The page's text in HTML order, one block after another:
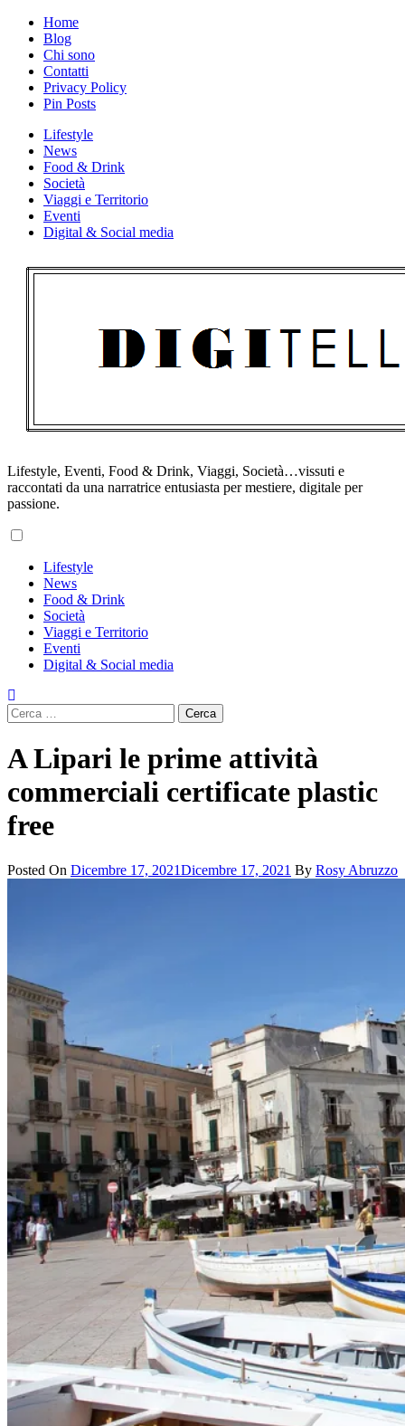
Skip
content
Home
Blog
Chi sono
Contatti
Privacy Policy
Pin Posts
Lifestyle
News
Food & Drink
Società
Viaggi e Territorio
Eventi
Digital & Social media
Lifestyle, Eventi, Food & Drink, Viaggi, Società…vissuti e
raccontati da una narratrice entusiasta per mestiere, digitale per
passione.
Menu
Lifestyle
News
Food & Drink
Società
Viaggi e Territorio
Eventi
Digital & Social media
Ricerca
per:
A Lipari le prime attività
commerciali certificate plastic
free
Posted On Dicembre 17, 2021Dicembre 17, 2021 By Rosy Abruzzo